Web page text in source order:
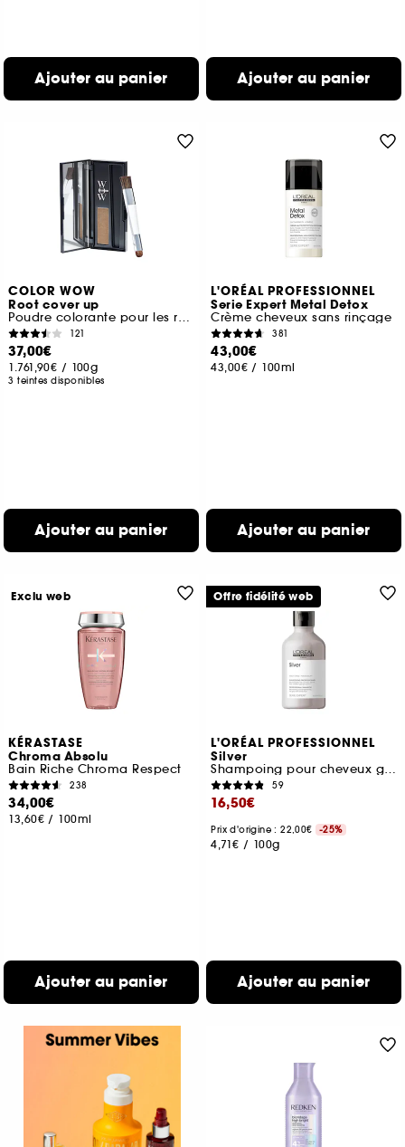
Ajouter au panier Ajouter au panier
COLOR WOW
Root cover up
Poudre colorante pour les racines
121
37,00€
1.761,90€ / 100g
3 teintes disponibles
Ajouter au panier
L'ORÉAL PROFESSIONNEL
Serie Expert Metal Detox
Crème cheveux sans rinçage
381
43,00€
43,00€ / 100ml
Ajouter au panier
KÉRASTASE
Chroma Absolu
Bain Riche Chroma Respect
238
34,00€
13,60€ / 100ml
Ajouter au panier
Exclu web
L'ORÉAL PROFESSIONNEL
Silver
Shampoing pour cheveux gris et blancs
59
16,50€
Prix d'origine : 22,00€ -25%
4,71€ / 100g
Ajouter au panier
Offre fidélité web